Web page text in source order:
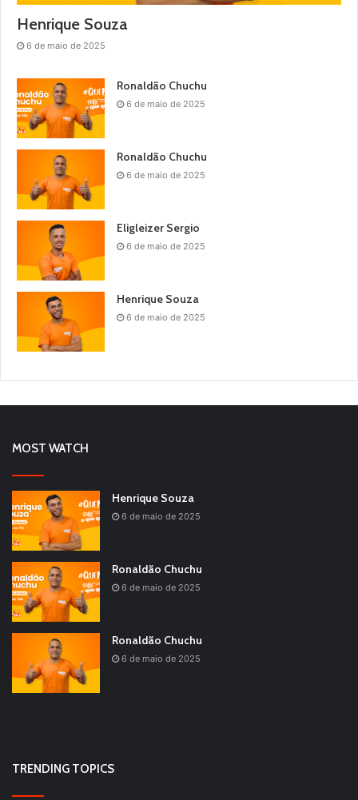
Henrique Souza
6 de maio de 2025
Ronaldão Chuchu
6 de maio de 2025
Ronaldão Chuchu
6 de maio de 2025
Eligleizer Sergio
6 de maio de 2025
Henrique Souza
6 de maio de 2025
MOST WATCH
Henrique Souza
6 de maio de 2025
Ronaldão Chuchu
6 de maio de 2025
Ronaldão Chuchu
6 de maio de 2025
TRENDING TOPICS